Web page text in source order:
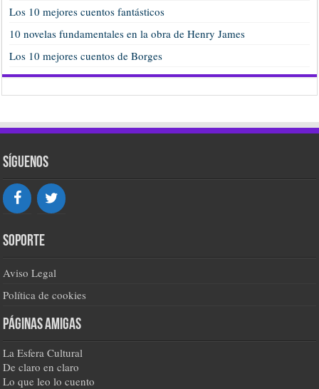
Los 10 mejores cuentos fantásticos
10 novelas fundamentales en la obra de Henry James
Los 10 mejores cuentos de Borges
Síguenos
Soporte
Aviso Legal
Política de cookies
Páginas amigas
La Esfera Cultural
De claro en claro
Lo que leo lo cuento